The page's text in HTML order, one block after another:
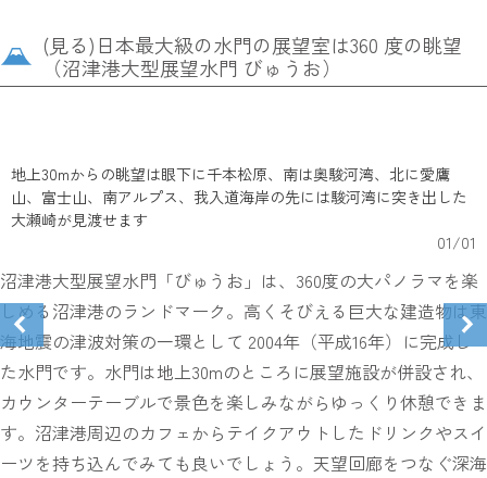
(見る)日本最大級の水門の展望室は360 度の眺望
（沼津港大型展望水門 びゅうお）
地上30mからの眺望は眼下に千本松原、南は奥駿河湾、北に愛鷹
山、富士山、南アルプス、我入道海岸の先には駿河湾に突き出した
大瀬崎が見渡せます
01/01
沼津港大型展望水門「びゅうお」は、360度の大パノラマを楽
しめる沼津港のランドマーク。高くそびえる巨大な建造物は東
海地震の津波対策の一環として 2004年（平成16年）に完成し
た水門です。水門は地上30mのところに展望施設が併設され、
カウンターテーブルで景色を楽しみながらゆっくり休憩できま
す。沼津港周辺のカフェからテイクアウトしたドリンクやスイ
ーツを持ち込んでみても良いでしょう。天望回廊をつなぐ深海